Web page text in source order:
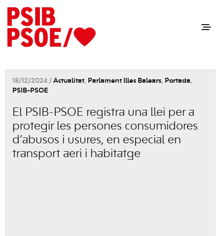
18/12/2024 / Actualitat, Parlament Illes Balears, Portada,
PSIB-PSOE
El PSIB-PSOE registra una llei per a
protegir les persones consumidores
d’abusos i usures, en especial en
transport aeri i habitatge